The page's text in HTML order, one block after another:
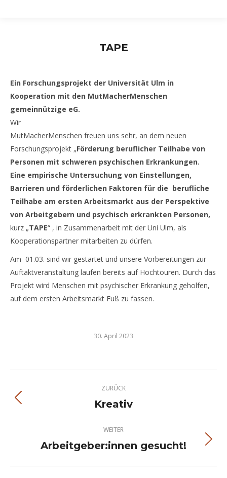
TAPE
Ein Forschungsprojekt der Universität Ulm in
Kooperation mit den MutMacherMenschen
gemeinnützige eG.
Wir
MutMacherMenschen freuen uns sehr, an dem neuen
Forschungsprojekt „Förderung beruflicher Teilhabe von
Personen mit schweren psychischen Erkrankungen.
Eine empirische Untersuchung von Einstellungen,
Barrieren und förderlichen Faktoren für die berufliche
Teilhabe am ersten Arbeitsmarkt aus der Perspektive
von Arbeitgebern und psychisch erkrankten Personen,
kurz „TAPE“ , in Zusammenarbeit mit der Uni Ulm, als
Kooperationspartner mitarbeiten zu dürfen.
Am 01.03. sind wir gestartet und unsere Vorbereitungen zur
Auftaktveranstaltung laufen bereits auf Hochtouren. Durch das
Projekt wird Menschen mit psychischer Erkrankung geholfen,
auf dem ersten Arbeitsmarkt Fuß zu fassen.
30. April 2023
Kommentarnavigation
ZURÜCK
Vorheriger
Kreativ
WEITER
Nächster
Arbeitgeber:innen gesucht!